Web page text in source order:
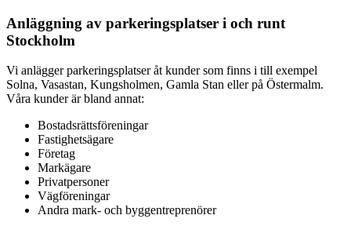
Anläggning av parkeringsplatser i och runt
Stockholm
Vi anlägger parkeringsplatser åt kunder som finns i till exempel
Solna, Vasastan, Kungsholmen, Gamla Stan eller på Östermalm.
Våra kunder är bland annat:
Bostadsrättsföreningar
Fastighetsägare
Företag
Markägare
Privatpersoner
Vägföreningar
Andra mark- och byggentreprenörer